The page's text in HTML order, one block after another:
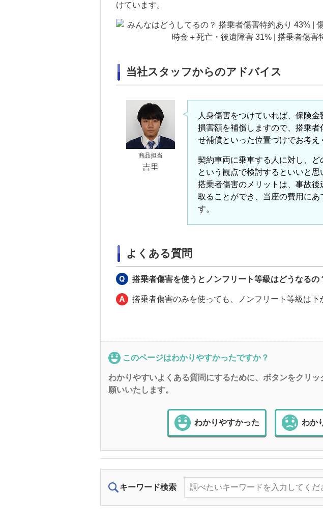
けています。
当社スタッフからのアドバイス
商品担当
吉里
人身傷害をつけていれば、保険
損害額を補償しますので、搭乗者
せ補償といった位置づけでお考え
契約車両に乗車する人に対し、
という観点で検討するといいと思
搭乗者傷害のメリットは、事故後
取ることができ、当座の費用に
す。
よくある質問
搭乗者傷害を使うとノンフリート等級はどうなるの
搭乗者傷害のみを使っても、ノンフリート等級は下
このページはわかりやすかったですか？
わかりやすいよくある質問にするために、ボタンをクリ
願いいたします。
わかりやすかった わか
キーワード検索